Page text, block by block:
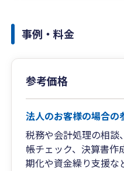
事例・料金
参考価格
法人のお客様の場合の
税務や会計処理の相談
帳チェック、決算書作
期化や資金繰り支援な